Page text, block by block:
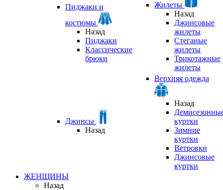
Пиджаки и
костюмы
Назад
Пиджаки
Классические
брюки
Жилеты
Назад
Джинсовые
жилеты
Стеганые
жилеты
Трикотажные
жилеты
Джинсы
Назад
Верхняя одежда
Назад
куртки
Зимние
куртки
Ветровки
Джинсовые
куртки
ЖЕНЩИНЫ
Назад